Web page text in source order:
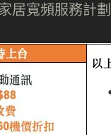
居寬頻服務計